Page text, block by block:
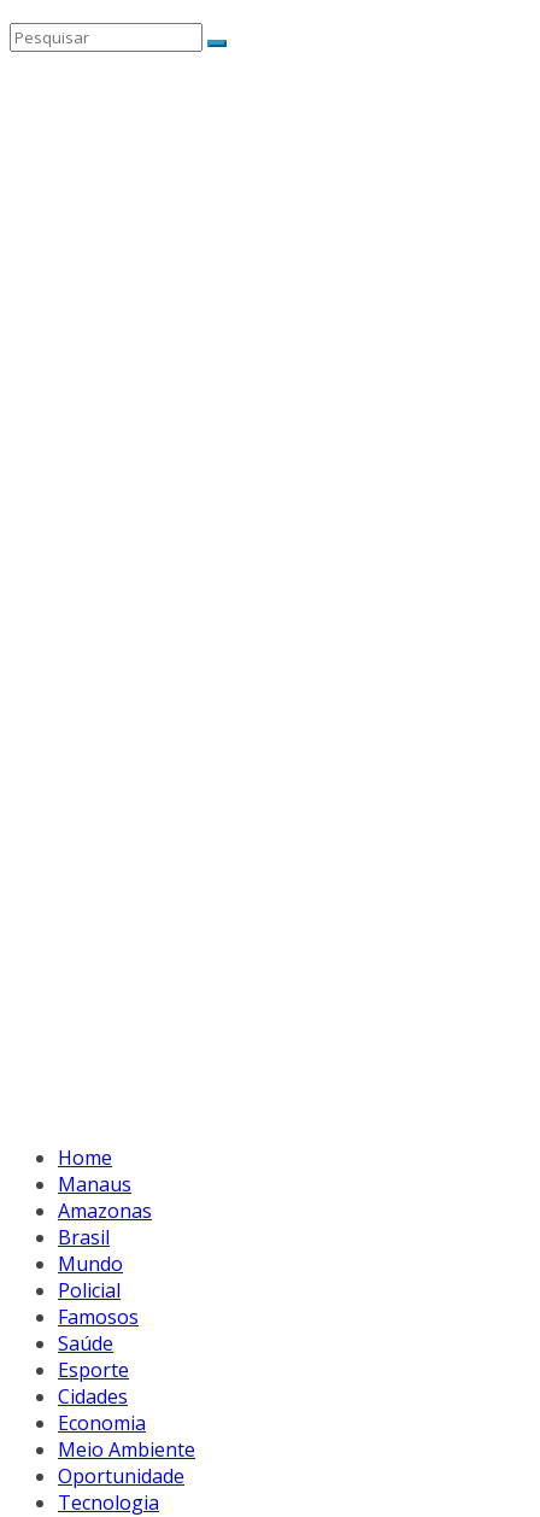
Home
Manaus
Amazonas
Brasil
Mundo
Policial
Famosos
Saúde
Esporte
Cidades
Economia
Meio Ambiente
Oportunidade
Tecnologia